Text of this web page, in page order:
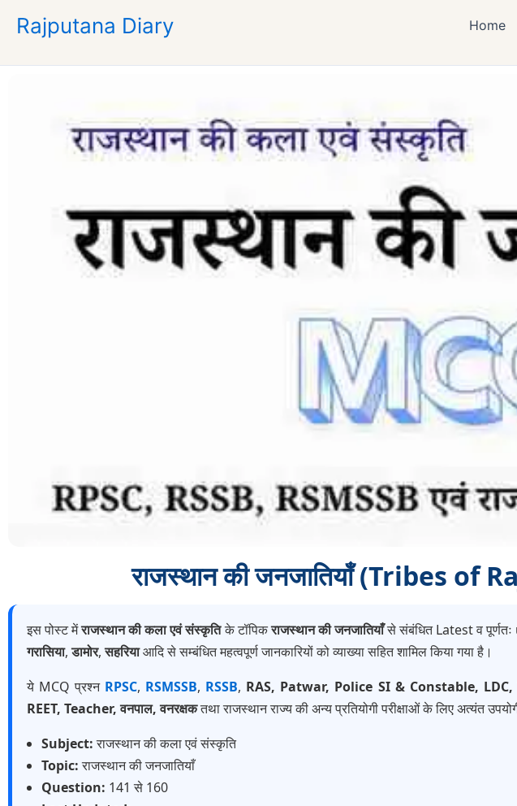
Rajputana Diary Home
राजस्थान की जनजातियाँ (Tribes of
इस पोस्ट मेंराजस्थान की कला एवं संस्कृतिके टॉपिकराजस्थान की जनजातियाँसे संबंधित Latest व पूर्णतः
गरासिया,डामोर,सहरियाआदि से सम्बंधित महत्वपूर्ण जानकारियों को व्याख्या सहित शामिल किया गया है।
ये MCQ प्रश्न RPSC, RSMSSB, RSSB, RAS, Patwar, Police SI & Constable,
REET, Teacher, वनपाल, वनरक्षकतथा राजस्थान राज्य की अन्य प्रतियोगी परीक्षाओं के लिए अत्यंत
Subject:राजस्थान की कला एवं संस्कृति
Topic:राजस्थान की जनजातियाँ
Question: 141 से 160